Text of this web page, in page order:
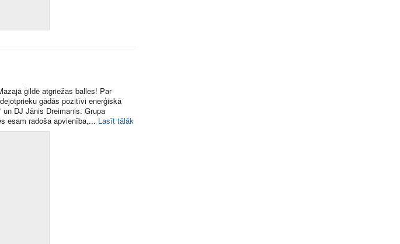
ģildē atgriežas balles! Par
gādās pozitīvi enerģiskā
un DJ Jānis Dreimanis. Grupa
esam radoša apvienība,​... Lasīt tālāk